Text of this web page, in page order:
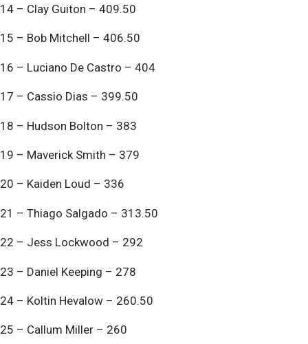
14 – Clay Guiton – 409.50
15 – Bob Mitchell – 406.50
16 – Luciano De Castro – 404
17 – Cassio Dias – 399.50
18 – Hudson Bolton – 383
19 – Maverick Smith – 379
20 – Kaiden Loud – 336
21 – Thiago Salgado – 313.50
22 – Jess Lockwood – 292
23 – Daniel Keeping – 278
24 – Koltin Hevalow – 260.50
25 – Callum Miller – 260